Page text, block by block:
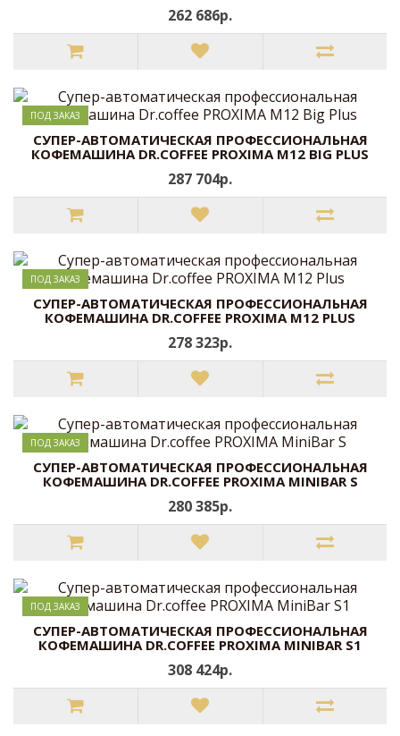
262 686р.
ПОД ЗАКАЗ
CУПЕР-АВТОМАТИЧЕСКАЯ ПРОФЕССИОНАЛЬНАЯ
КОФЕМАШИНА DR.COFFEE PROXIMA M12 BIG PLUS
287 704р.
ПОД ЗАКАЗ
CУПЕР-АВТОМАТИЧЕСКАЯ ПРОФЕССИОНАЛЬНАЯ
КОФЕМАШИНА DR.COFFEE PROXIMA M12 PLUS
278 323р.
ПОД ЗАКАЗ
CУПЕР-АВТОМАТИЧЕСКАЯ ПРОФЕССИОНАЛЬНАЯ
КОФЕМАШИНА DR.COFFEE PROXIMA MINIBAR S
280 385р.
ПОД ЗАКАЗ
CУПЕР-АВТОМАТИЧЕСКАЯ ПРОФЕССИОНАЛЬНАЯ
КОФЕМАШИНА DR.COFFEE PROXIMA MINIBAR S1
308 424р.